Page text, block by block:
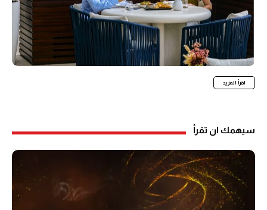
اقرأ المزيد
سيهمك ان تقرأ